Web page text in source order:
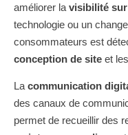
améliorer la visibilité
technologie ou un
consommateurs est
conception de site et
La communication
des canaux de
permet de recueillir des